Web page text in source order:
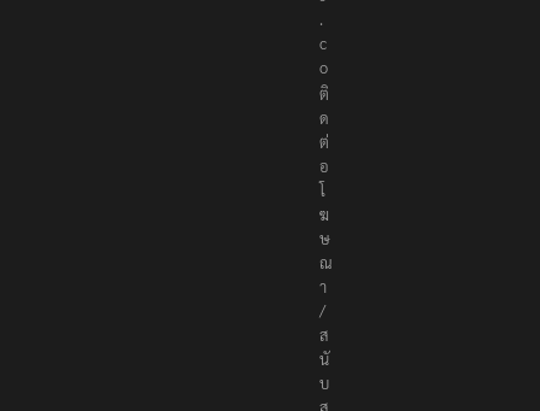
.
c
o
ติ
ด
ต่
อ
โ
ฆ
ษ
ณ
า
/
ส
นั
บ